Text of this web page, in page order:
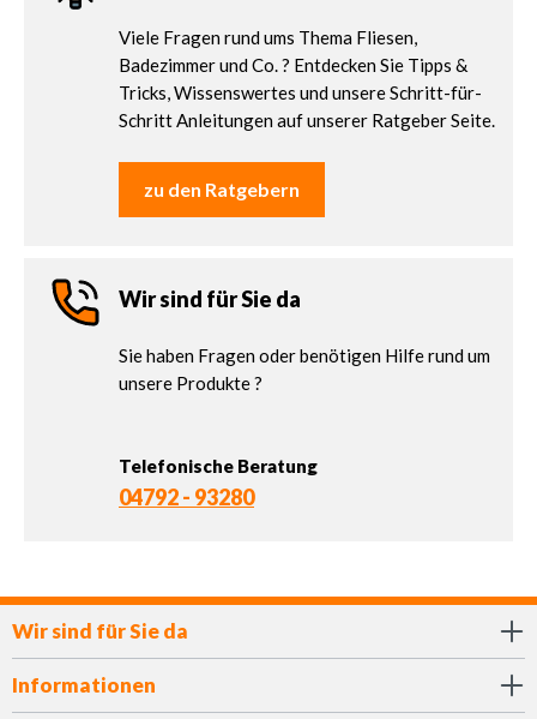
Viele Fragen rund ums Thema Fliesen,
Badezimmer und Co. ? Entdecken Sie Tipps &
Tricks, Wissenswertes und unsere Schritt-für-
Schritt Anleitungen auf unserer Ratgeber Seite.
zu den Ratgebern
Wir sind für Sie da
Sie haben Fragen oder benötigen Hilfe rund um
unsere Produkte ?
Telefonische Beratung
04792 - 93280
Wir sind für Sie da
Informationen